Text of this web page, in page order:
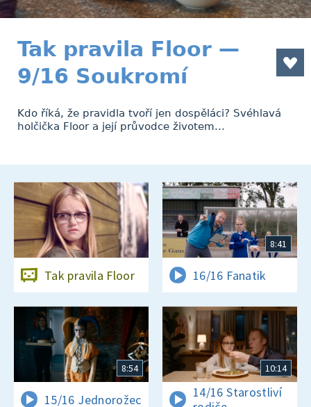
Tak pravila Floor —
9/16 Soukromí
Kdo říká, že pravidla tvoří jen dospěláci? Svéhlavá
holčička Floor a její průvodce životem...
Tak pravila Floor
8:41
16/16 Fanatik
8:54
15/16 Jednorožec
10:14
14/16 Starostliví